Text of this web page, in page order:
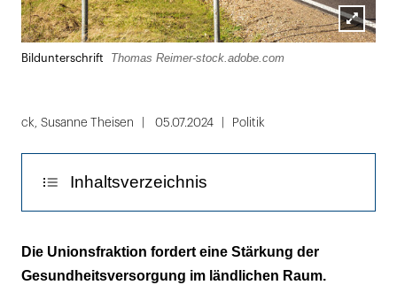
Lightbox
Bildunterschrift Thomas Reimer-stock.adobe.com
ck Susanne Theisen 05.07.2024 Politik
Inhaltsverzeichnis
Strukturwandel, Überalterung,
Fachkräftemangel, ...
Die Unionsfraktion fordert eine Stärkung der
Gesundheitsversorgung im ländlichen Raum.